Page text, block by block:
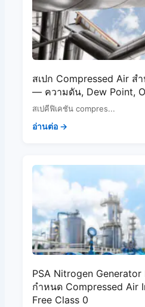
สเปก Compressed Air ส
— ความดัน, Dew Point,
สเปคีฟิเคชัน compres...
อ่านต่อ →
PSA Nitrogen
กำหนด Compressed Air
Free Class 0